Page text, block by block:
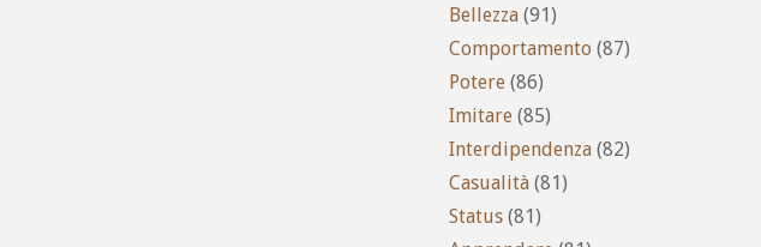
Bellezza (91)
Comportamento (87)
Potere (86)
Imitare (85)
Interdipendenza (82)
Casualità (81)
Status (81)